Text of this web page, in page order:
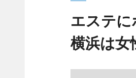
エステ
横浜は女